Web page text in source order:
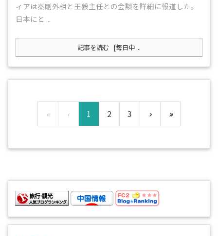
ィアは秦剛外相と王毅主任との会談を詳細に報道した。
日本にと ...
記事を読む [每日中 ...
« ‹ 1 2 3 › »